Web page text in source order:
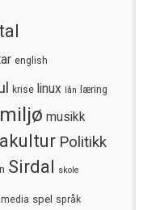
english
krise linux lån læring
miljø musikk
Politikk
Sirdal skole
spel språk